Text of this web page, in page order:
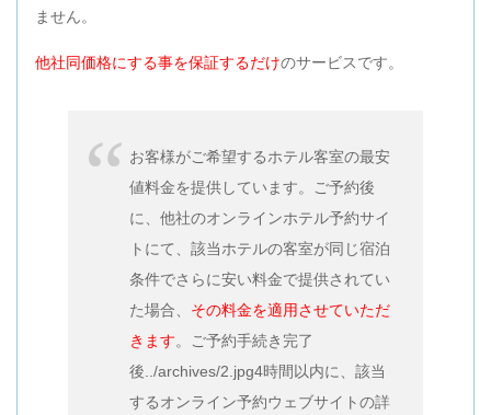
ません。
他社同価格にする事を保証するだけのサービスです。
お客様がご希望するホテル客室の最安
値料金を提供しています。ご予約後
に、他社のオンラインホテル予約サイ
トにて、該当ホテルの客室が同じ宿泊
条件でさらに安い料金で提供されてい
た場合、 その料金を適用させていただ
きます。ご予約手続き完了
後../archives/2.jpg4時間以内に、該当
するオンライン予約ウェブサイトの詳